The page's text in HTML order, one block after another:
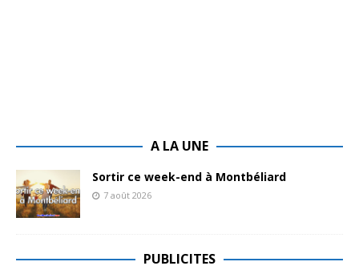
A LA UNE
Sortir ce week-end à Montbéliard
7 août 2026
PUBLICITES